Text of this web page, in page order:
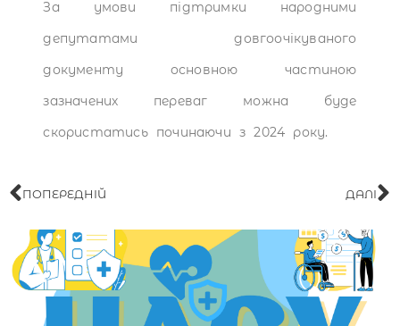
За умови підтримки народними
депутатами довгоочікуваного
документу основною частиною
зазначених переваг можна буде
скористатись починаючи з 2024 року.
ПОПЕРЕДНІЙ ДАЛІ